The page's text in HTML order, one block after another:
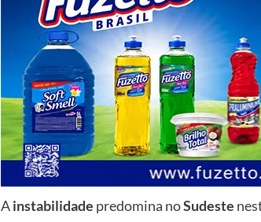
Ainstabilidade predomina noSudeste